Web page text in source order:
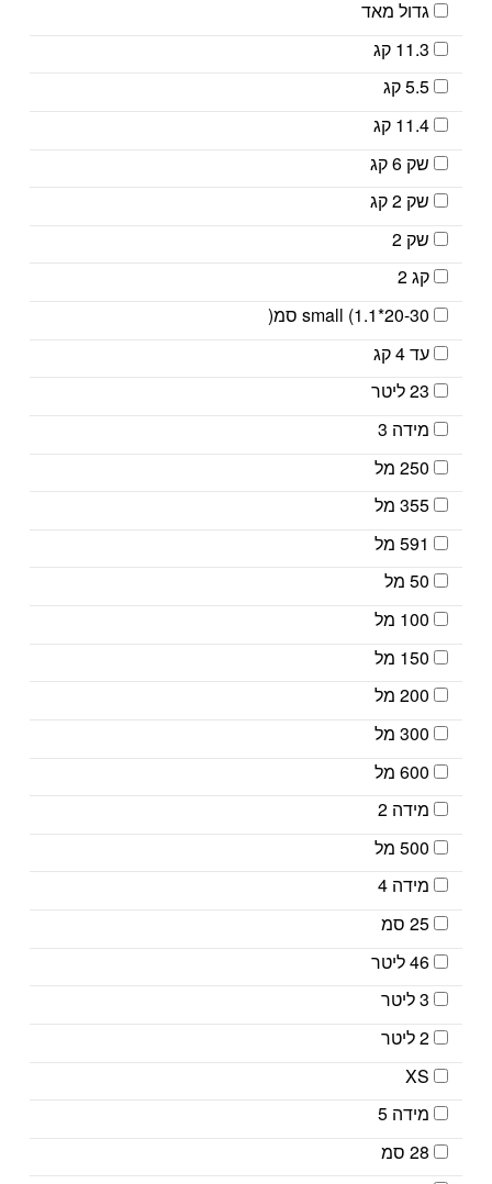
גדול מאד
11.3 קג
5.5 קג
11.4 קג
שק 6 קג
שק 2 קג
שק 2
קג 2
small (1.1*20-30 סמ(
עד 4 קג
23 ליטר
מידה 3
250 מל
355 מל
591 מל
50 מל
100 מל
150 מל
200 מל
300 מל
600 מל
מידה 2
500 מל
מידה 4
25 סמ
46 ליטר
3 ליטר
2 ליטר
XS
מידה 5
28 סמ